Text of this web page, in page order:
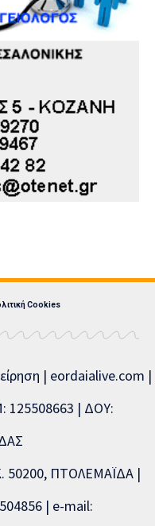
Cookies
| eordaialive.com |
| ΔΟΥ:
50200, ΠΤΟΛΕΜΑΪΔΑ |
| e-mail: